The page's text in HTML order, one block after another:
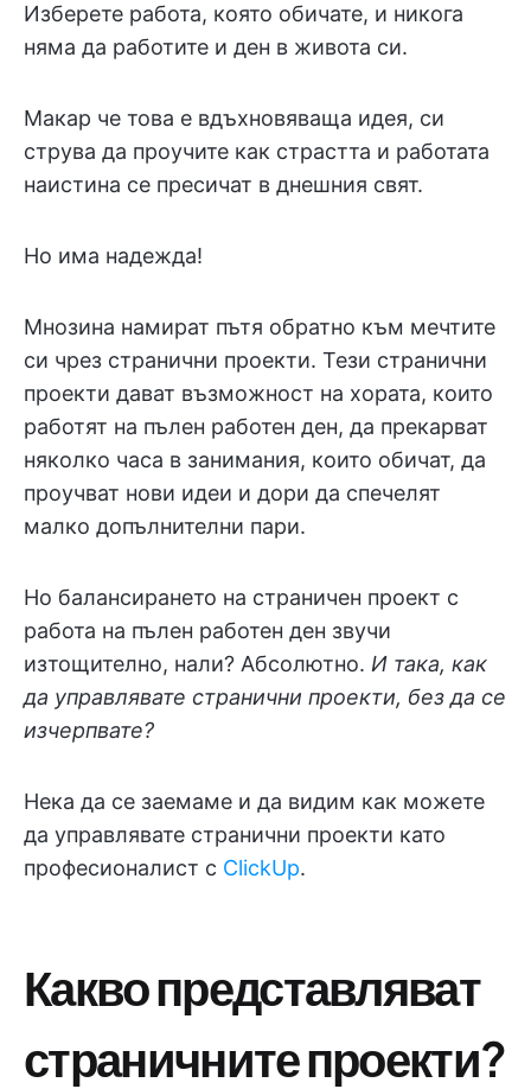
Изберете работа, която обичате, и никога
няма да работите и ден в живота си.
Макар че това е вдъхновяваща идея, си
струва да проучите как страстта и работата
наистина се пресичат в днешния свят.
Но има надежда!
Мнозина намират пътя обратно към мечтите
си чрез странични проекти. Тези странични
проекти дават възможност на хората, които
работят на пълен работен ден, да прекарват
няколко часа в занимания, които обичат, да
проучват нови идеи и дори да спечелят
малко допълнителни пари.
Но балансирането на страничен проект с
работа на пълен работен ден звучи
изтощително, нали? Абсолютно. И така, как
да управлявате странични проекти, без да се
изчерпвате?
Нека да се заемаме и да видим как можете
да управлявате странични проекти като
професионалист с ClickUp.
Какво представляват
страничните проекти?